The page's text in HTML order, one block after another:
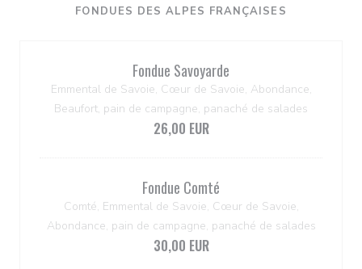
FONDUES DES ALPES FRANÇAISES
Fondue Savoyarde
Emmental de Savoie, Cœur de Savoie, Abondance,
Beaufort, pain de campagne, panaché de salades
26,00 EUR
Fondue Comté
Comté, Emmental de Savoie, Cœur de Savoie,
Abondance, pain de campagne, panaché de salades
30,00 EUR